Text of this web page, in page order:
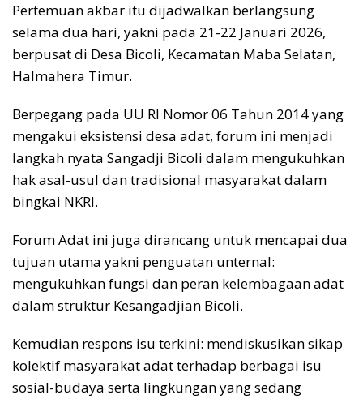
Pertemuan akbar itu dijadwalkan berlangsung
selama dua hari, yakni pada 21-22 Januari 2026,
berpusat di Desa Bicoli, Kecamatan Maba Selatan,
Halmahera Timur.
Berpegang pada UU RI Nomor 06 Tahun 2014 yang
mengakui eksistensi desa adat, forum ini menjadi
langkah nyata Sangadji Bicoli dalam mengukuhkan
hak asal-usul dan tradisional masyarakat dalam
bingkai NKRI.
Forum Adat ini juga dirancang untuk mencapai dua
tujuan utama yakni penguatan unternal:
mengukuhkan fungsi dan peran kelembagaan adat
dalam struktur Kesangadjian Bicoli.
Kemudian respons isu terkini: mendiskusikan sikap
kolektif masyarakat adat terhadap berbagai isu
sosial-budaya serta lingkungan yang sedang